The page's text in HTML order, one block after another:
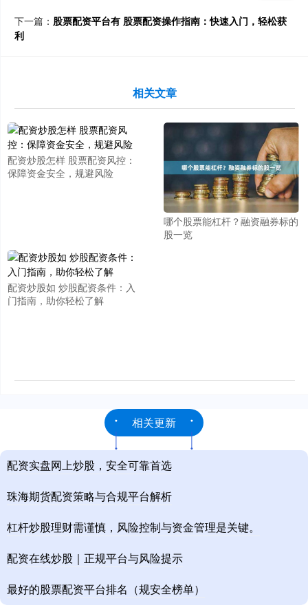
下一篇： 股票配资平台有 股票配资操作指南：快速入门，轻松获
利
相关文章
配资炒股怎样 股票配资风控：
保障资金安全，规避风险
哪个股票能杠杆？融资融券标的
股一览
配资炒股如 炒股配资条件：入
门指南，助你轻松了解
相关更新
配资实盘网上炒股，安全可靠首选
珠海期货配资策略与合规平台解析
杠杆炒股理财需谨慎，风险控制与资金管理是关键。
配资在线炒股｜正规平台与风险提示
最好的股票配资平台排名（规安全榜单）